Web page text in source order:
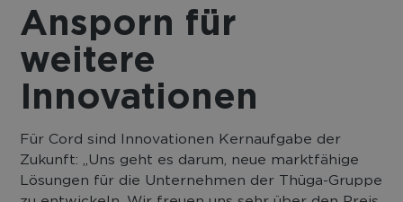
Ansporn für
weitere
Innovationen
Für Cord sind Innovationen Kernaufgabe der
Zukunft: „Uns geht es darum, neue marktfähige
Lösungen für die Unternehmen der Thüga-Gruppe